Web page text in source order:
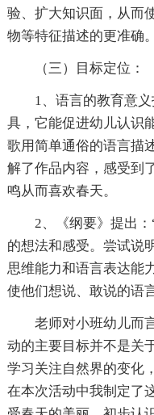
验、扩大知识面，从而
物等特征描述的更准确。
（三）目标定位：
1、语言的教育意
具，它能促进幼儿认识
歌用简单通俗的语言描
解了作品内容，感受到
鸣从而喜欢春天。
2、《纲要》提出
的想法和感受。尝试说
思维能力和语言表达能
使他们想说、敢说的语
老师对小班幼儿而
动的主要目标并不是关
学习关注自然界的变化
在本次活动中我制定了